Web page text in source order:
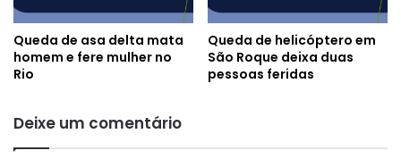
Queda de asa delta mata
homem e fere mulher no
Rio
Queda de helicóptero em
São Roque deixa duas
pessoas feridas
Deixe um comentário